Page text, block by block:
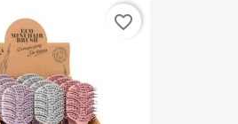
favorite_border